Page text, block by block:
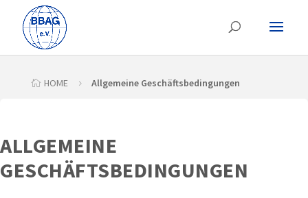
 HOME 5 Allgemeine Geschäftsbedingungen
ALLGEMEINE
GESCHÄFTSBEDINGUNGEN